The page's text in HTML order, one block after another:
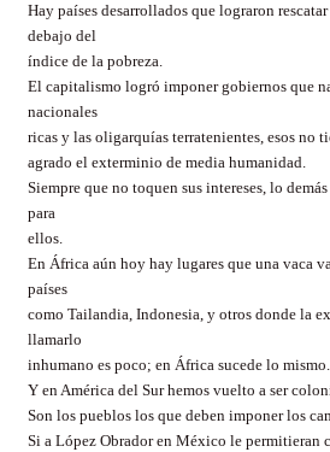
Hay países desarrollados que lograron
debajo del
índice de la pobreza.
El capitalismo logró imponer gobiernos que
nacionales
ricas y las oligarquías terratenientes, esos no
agrado el exterminio de media humanidad.
Siempre que no toquen sus intereses, lo
para
ellos.
En África aún hoy hay lugares que una vaca
países
como Tailandia, Indonesia, y otros donde la
llamarlo
inhumano es poco; en África sucede lo mismo.
Y en América del Sur hemos vuelto a ser
Son los pueblos los que deben imponer los
Si a López Obrador en México le permitieran